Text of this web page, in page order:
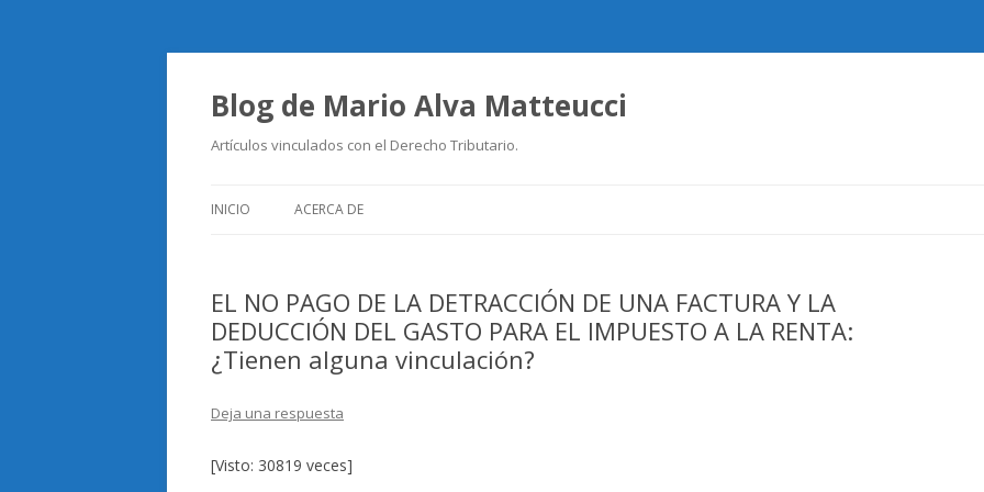
Blog de Mario Alva Matteucci
Artículos vinculados con el Derecho Tributario.
INICIO ACERCA DE
EL NO PAGO DE LA DETRACCIÓN DE UNA FACTURA Y LA
DEDUCCIÓN DEL GASTO PARA EL IMPUESTO A LA RENTA:
¿Tienen alguna vinculación?
Deja una respuesta
[Visto: 30819 veces]